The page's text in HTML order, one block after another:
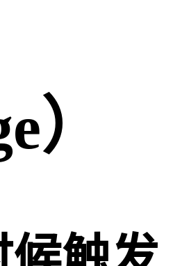
）